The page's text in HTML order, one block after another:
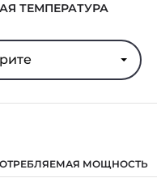
ТЕМПЕРАТУРА
МОЩНОСТЬ